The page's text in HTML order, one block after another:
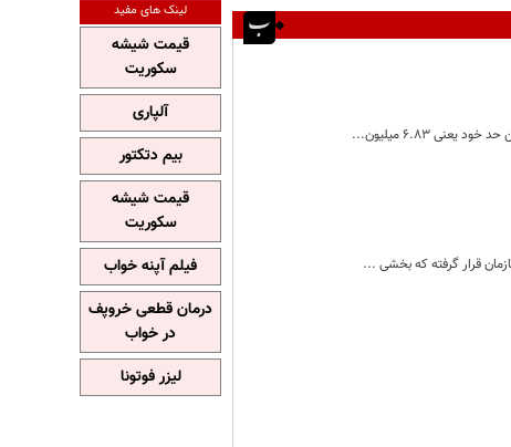
قرار گرفته که بخشی ...
لینک های مفید
قیمت شیشه
سکوریت
آلپاری
بیم دتکتور
قیمت شیشه
سکوریت
فیلم آپنه خواب
درمان قطعی خروپف
در خواب
لیزر فوتونا